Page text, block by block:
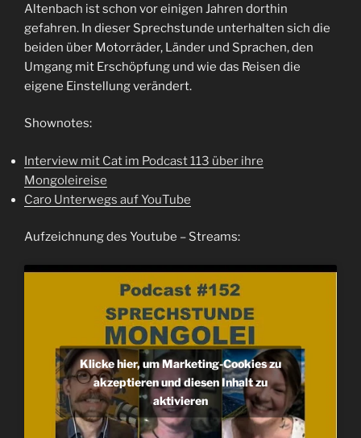
Altenbach ist schon vor einigen Jahren dorthin
gefahren. In dieser Sprechstunde unterhalten sich die
beiden über Motorräder, Länder und Sprachen, den
Umgang mit Erschöpfung und wie das Reisen die
eigene Einstellung verändert.
Shownotes:
Interview mit Cat im Podcast 113 über ihre
Mongoleireise
Caro Unterwegs auf YouTube
Aufzeichnung des Youtube – Streams:
Klicke hier, um Marketing-Cookies zu
akzeptieren und diesen Inhalt zu
aktivieren